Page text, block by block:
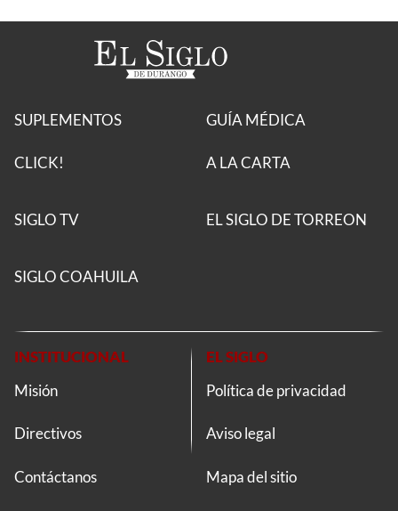
SUPLEMENTOS
CLICK!
GUÍA MÉDICA
A LA CARTA
SIGLO TV EL SIGLO DE TORREON
SIGLO COAHUILA
INSTITUCIONAL
Misión
Directivos
Contáctanos
EL SIGLO
Política de privacidad
Aviso legal
Mapa del sitio